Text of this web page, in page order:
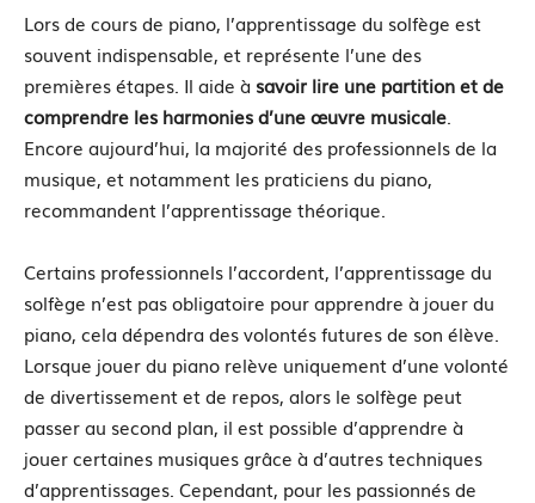
Lors de cours de piano, l’apprentissage du solfège est
souvent indispensable, et représente l’une des
premières étapes. Il aide à savoir lire une partition et de
comprendre les harmonies d’une œuvre musicale.
Encore aujourd’hui, la majorité des professionnels de la
musique, et notamment les praticiens du piano,
recommandent l’apprentissage théorique.
Certains professionnels l’accordent, l’apprentissage du
solfège n’est pas obligatoire pour apprendre à jouer du
piano, cela dépendra des volontés futures de son élève.
Lorsque jouer du piano relève uniquement d’une volonté
de divertissement et de repos, alors le solfège peut
passer au second plan, il est possible d’apprendre à
jouer certaines musiques grâce à d’autres techniques
d’apprentissages. Cependant, pour les passionnés de